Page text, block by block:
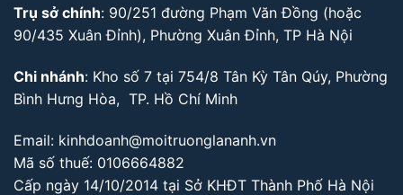
Trụ sở chính: 90/251 đường Phạm Văn Đồng (hoặc
90/435 Xuân Đỉnh), Phường Xuân Đỉnh, TP Hà Nội
Chi nhánh: Kho số 7 tại 754/8 Tân Kỳ Tân Qúy, Phường
Bình Hưng Hòa, TP. Hồ Chí Minh
Email: kinhdoanh@moitruonglananh.vn
Mã số thuế: 0106664882
Cấp ngày 14/10/2014 tại Sở KHĐT Thành Phố Hà Nội